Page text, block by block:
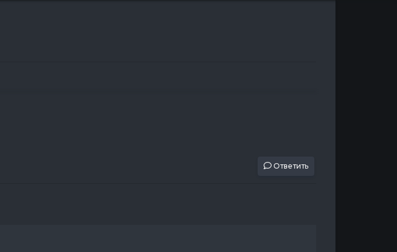
Ответить